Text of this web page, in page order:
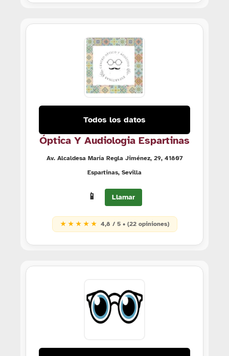
Todos los datos
Óptica Y Audiologia Espartinas
Av. Alcaldesa María Regla Jiménez, 29, 41807
Espartinas, Sevilla
📱 Llamar
★ ★ ★ ★ ★ 4,8 / 5 • (22 opiniones)